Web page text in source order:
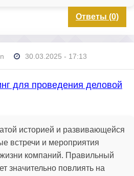
Ответы (0)
30.03.2025 - 17:13
для проведения деловой
историей и развивающейся
встречи и мероприятия
компаний. Правильный
значительно повлиять на